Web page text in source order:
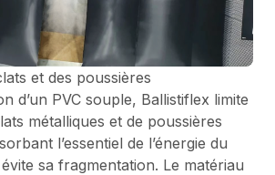
et des poussières
d’un PVC souple, Ballistiflex limite
métalliques et de poussières
l’essentiel de l’énergie du
sa fragmentation. Le matériau